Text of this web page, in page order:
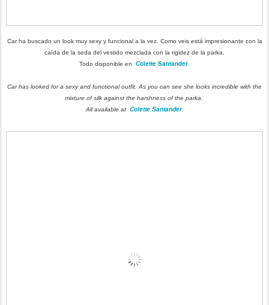
Car ha buscado un look muy sexy y funcional a la vez. Como veis está impresionante con la
caída de la seda del vestido mezclada con la rigidez de la parka.
Todo disponible en Colette Santander.
Car has looked for a sexy and functional outfit. As you can see she looks incredible with the
mixture of silk against the harshness of the parka.
All available at Colette Santander.